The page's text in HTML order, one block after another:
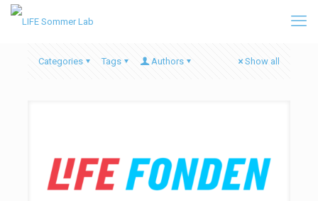
Categories Tags Authors Show all